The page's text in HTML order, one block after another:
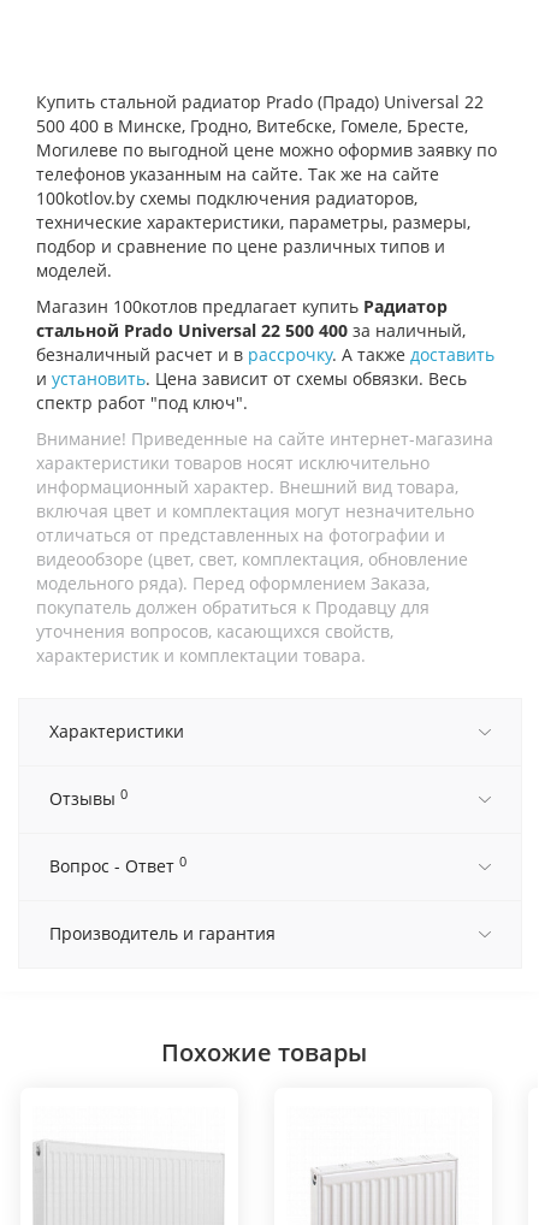
Купить стальной радиатор Prado (Прадо) Universal 22
500 400 в Минске, Гродно, Витебске, Гомеле, Бресте,
Могилеве по выгодной цене можно оформив заявку по
телефонов указанным на сайте. Так же на сайте
100kotlov.by схемы подключения радиаторов,
технические характеристики, параметры, размеры,
подбор и сравнение по цене различных типов и
моделей.
Магазин 100котлов предлагает купить Радиатор
стальной Prado Universal 22 500 400 за наличный,
безналичный расчет и в рассрочку. А также доставить
и установить. Цена зависит от схемы обвязки. Весь
спектр работ "под ключ".
Внимание! Приведенные на сайте интернет-магазина
характеристики товаров носят исключительно
информационный характер. Внешний вид товара,
включая цвет и комплектация могут незначительно
отличаться от представленных на фотографии и
видеообзоре (цвет, свет, комплектация, обновление
модельного ряда). Перед оформлением Заказа,
покупатель должен обратиться к Продавцу для
уточнения вопросов, касающихся свойств,
характеристик и комплектации товара.
Характеристики
Отзывы 0
Вопрос - Ответ 0
Производитель и гарантия
Похожие товары